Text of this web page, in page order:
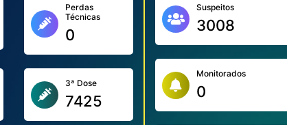
Perdas
Técnicas
0
3ª Dose
7425
Suspeitos
3008
Monitorados
0